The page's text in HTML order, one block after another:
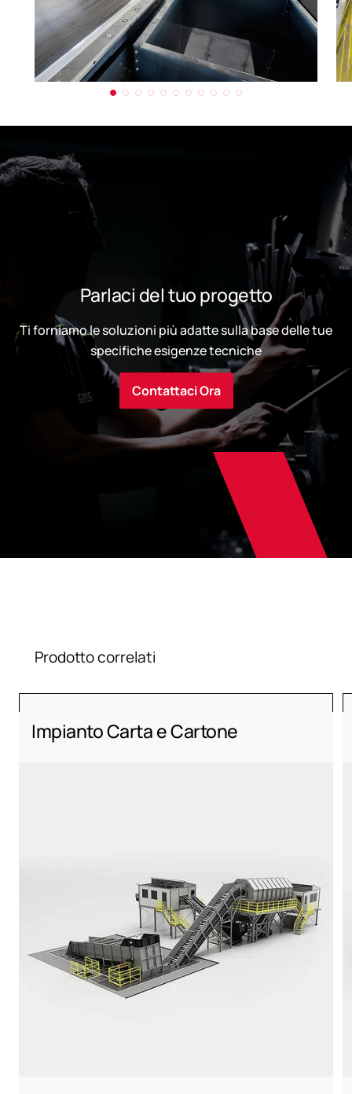
Parlaci del tuo progetto
Ti forniamo le soluzioni più adatte sulla base delle tue
specifiche esigenze tecniche
Contattaci Ora
Prodotto correlati
Impianto Carta e Cartone